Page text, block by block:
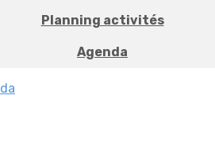
Planning activités
Agenda